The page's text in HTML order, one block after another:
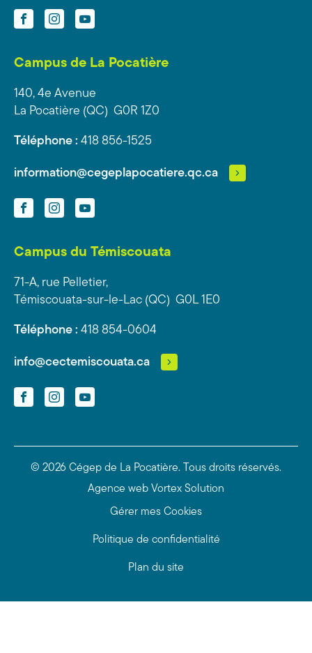
FacebookInstagramYouTube
Campus de La Pocatière
140, 4e Avenue
La Pocatière (QC) G0R 1Z0
Téléphone : 418 856-1525
information@cegeplapocatiere.qc.ca
FacebookInstagramYouTube
Campus du Témiscouata
71-A, rue Pelletier,
Témiscouata-sur-le-Lac (QC) G0L 1E0
Téléphone : 418 854-0604
info@cectemiscouata.ca
FacebookInstagramYouTube
© 2026 Cégep de La Pocatière.
Tous droits réservés.
Agence web Vortex Solution
Gérer mes Cookies
Politique de confidentialité
Plan du site